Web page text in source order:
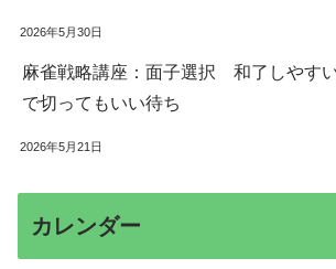
2026年5月30日
麻雀戦略講座：面子選択 和了しやす
で切ってもいい待ち
2026年5月21日
カレンダー